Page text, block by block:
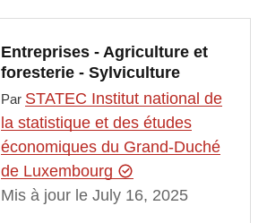
Entreprises - Agriculture et
foresterie - Sylviculture
Par STATEC Institut national de
la statistique et des études
économiques du Grand-Duché
de Luxembourg
Mis à jour le July 16, 2025